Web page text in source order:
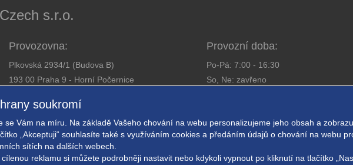
soukromí
se Vám na míru. Na základě Vašeho chování na webu personalizujeme jeho obsah a
„Akceptuji“ souhlasíte také s využíváním cookies a předáním údajů o chování na webu
sítích na dalších webech.
reklamu si můžete podrobněji nastavit nebo kdykoli vypnout po kliknutí na tlačítko
s.r.o.
Provozovna:
Plkovská 2934/1 (Budova B)
193 00 Praha 9 - Horní Počernice
Email:obchod@expressalarm.cz
Provozní doba:
Po-Pá: 7:00 - 16:30
So, Ne: zavřeno
Nastavení soukromí